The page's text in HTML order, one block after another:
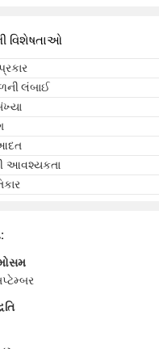
વિશેષતાઓ
લંબાઈ
આવશ્યકતા